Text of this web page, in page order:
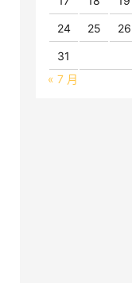
24 25 26
31
« 7 月